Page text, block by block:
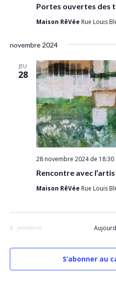
Portes ouvertes des
Maison RêVée Rue Louis
novembre 2024
JEU
28
Rencontre avec
28 novembre 2024 de 18:30
Maison RêVée Rue Louis
Évènements
précédents
S’abonner au